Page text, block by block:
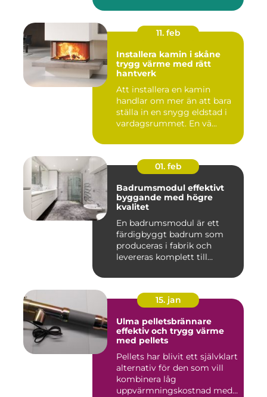
11. feb
Installera kamin i skåne
trygg värme med rätt
hantverk
Att installera en kamin
handlar om mer än att bara
ställa in en snygg eldstad i
vardagsrummet. En vä...
01. feb
Badrumsmodul effektivt
byggande med högre
kvalitet
En badrumsmodul är ett
färdigbyggt badrum som
produceras i fabrik och
levereras komplett till
15. jan
Ulma pelletsbrännare
effektiv och trygg värme
med pellets
Pellets har blivit ett självklart
alternativ för den som vill
kombinera låg
uppvärmningskostnad med